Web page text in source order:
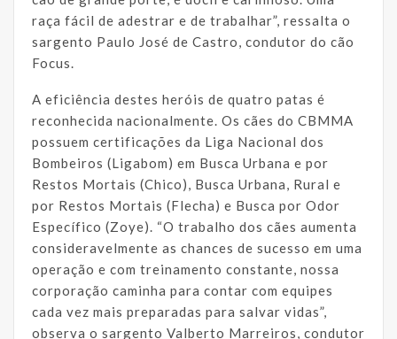
raça fácil de adestrar e de trabalhar”, ressalta o
sargento Paulo José de Castro, condutor do cão
Focus.
A eficiência destes heróis de quatro patas é
reconhecida nacionalmente. Os cães do CBMMA
possuem certificações da Liga Nacional dos
Bombeiros (Ligabom) em Busca Urbana e por
Restos Mortais (Chico), Busca Urbana, Rural e
por Restos Mortais (Flecha) e Busca por Odor
Específico (Zoye). “O trabalho dos cães aumenta
consideravelmente as chances de sucesso em uma
operação e com treinamento constante, nossa
corporação caminha para contar com equipes
cada vez mais preparadas para salvar vidas”,
observa o sargento Valberto Marreiros, condutor